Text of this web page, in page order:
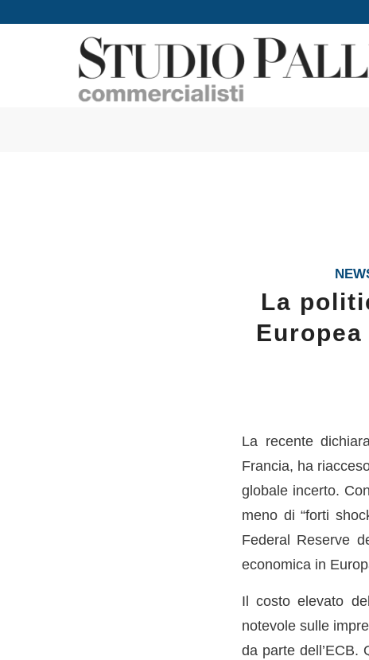
La
La recente
Francia, ha
globale incerto.
meno di “forti
Federal Reserve
economica in
Il costo elevato
notevole sulle
da parte dell’ECB.